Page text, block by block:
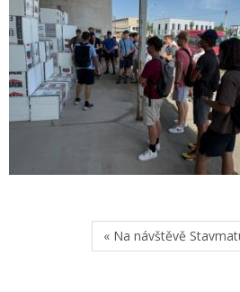
« Na návštěvě